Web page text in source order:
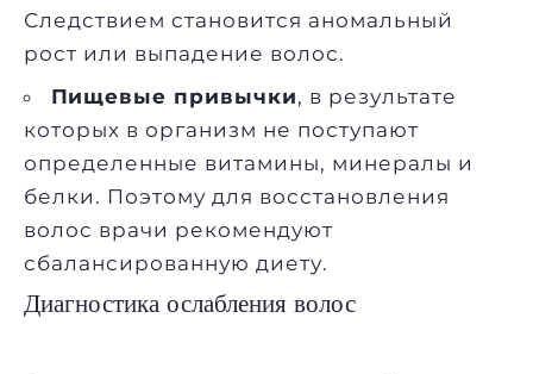
Следствием становится аномальный
рост или выпадение волос.
Пищевые привычки, в результате
которых в организм не поступают
определенные витамины, минералы и
белки. Поэтому для восстановления
волос врачи рекомендуют
сбалансированную диету.
Диагностика ослабления волос